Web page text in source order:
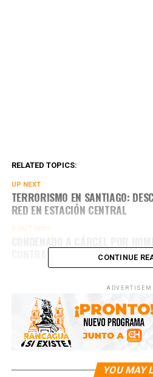
RELATED TOPICS:
UP NEXT
TERRORISMO EN SANTIAGO:
RED EN ESTACIÓN CENTRAL
DON'T MISS
CONTRA CARABINERO SECONTINUE
YOU MAY